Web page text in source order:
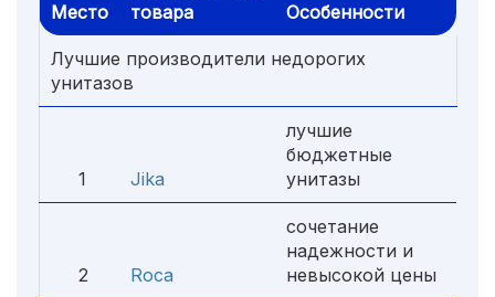
Место
товара
Особенности
Лучшие производители недорогих
унитазов
1 Jika
лучшие
бюджетные
унитазы
2 Roca
сочетание
надежности и
невысокой цены